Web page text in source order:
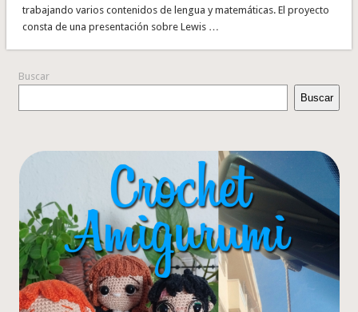
trabajando varios contenidos de lengua y matemáticas. El proyecto
consta de una presentación sobre Lewis …
Buscar
Buscar